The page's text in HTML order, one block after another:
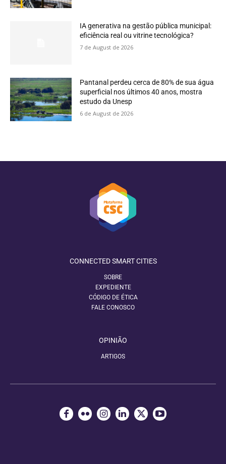
IA generativa na gestão pública municipal:
eficiência real ou vitrine tecnológica?
7 de August de 2026
Pantanal perdeu cerca de 80% de sua água
superficial nos últimos 40 anos, mostra
estudo da Unesp
6 de August de 2026
CONNECTED SMART CITIES
SOBRE
EXPEDIENTE
CÓDIGO DE ÉTICA
FALE CONOSCO
OPINIÃO
ARTIGOS